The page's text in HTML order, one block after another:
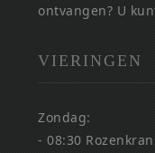
ontvangen? U
VIERINGEN
Zondag:
- 08:30